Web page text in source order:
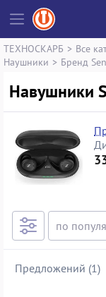
ТЕХНОСКАРБ > Все
Наушники > Бренд
Навушники
Предложений (1)